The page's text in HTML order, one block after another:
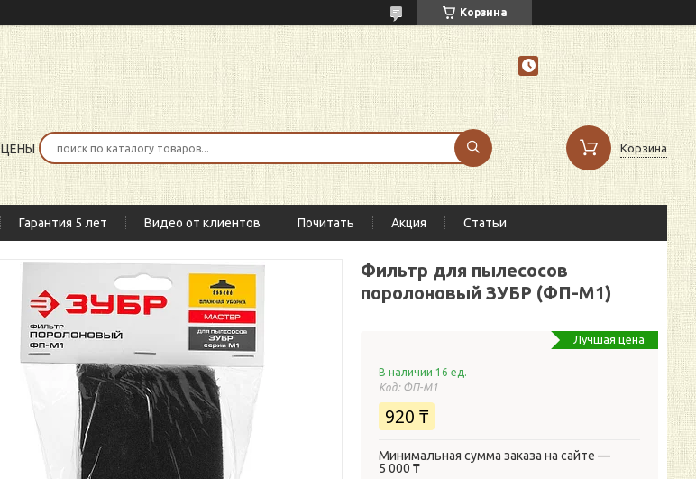
Корзина
ЦЕНЫ Корзина
Гарантия 5 лет Видео от клиентов Почитать Акция Статьи
Фильтр для пылесосов
поролоновый ЗУБР (ФП-М1)
Лучшая цена
В наличии 16 ед.
Код: ФП-М1
920 ₸
Минимальная сумма заказа на сайте —
5 000 ₸